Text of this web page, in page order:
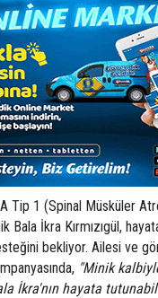
Tip 1 (Spinal Müsküler
Bala İkra Kırmızıgül,
bekliyor. Ailesi ve
"Minik
İkra'nın hayata